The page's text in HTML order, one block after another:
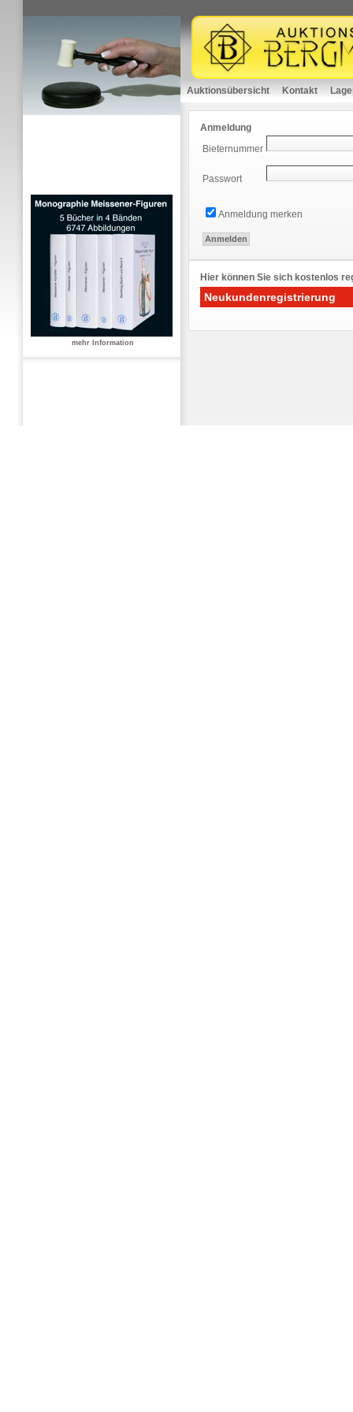
mehr Information
Auktionsübersicht Kontakt
Anmeldung
Bieternummer
Passwort
Anmeldung merken
Hier können Sie sich kostenlos
Neukundenregistrierung